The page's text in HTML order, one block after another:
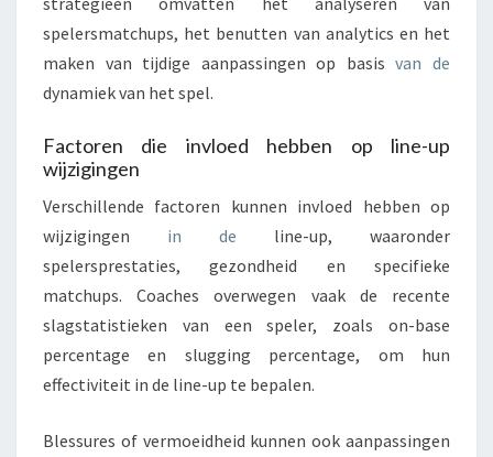
spelersmatchups, het benutten van analytics en het
maken van tijdige aanpassingen op basisvan de
dynamiek van het spel.
Factoren die invloed hebben op line-up
wijzigingen
Verschillende factoren kunnen invloed hebben op
wijzigingen in de line-up, waaronder
spelersprestaties, gezondheid en specifieke
matchups. Coaches overwegen vaak de recente
slagstatistieken van een speler, zoals on-base
percentage en slugging percentage, om hun
effectiviteit in de line-up te bepalen.
Blessures of vermoeidheid kunnen ook aanpassingen